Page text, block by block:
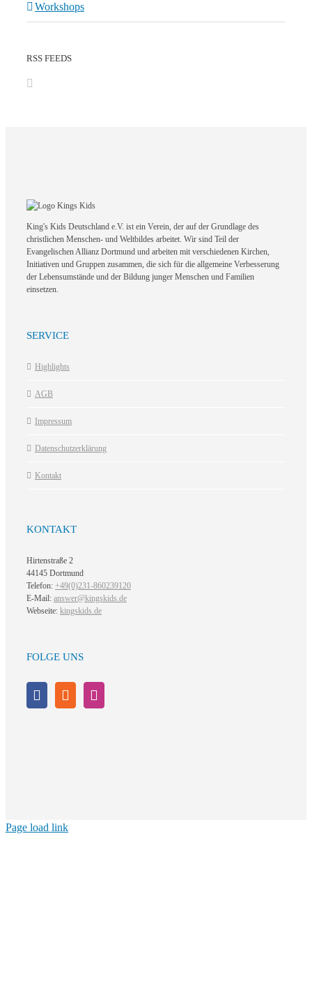
Workshops
RSS FEEDS
King's Kids Deutschland e.V. ist ein Verein, der auf der Grundlage des
christlichen Menschen- und Weltbildes arbeitet. Wir sind Teil der
Evangelischen Allianz Dortmund und arbeiten mit verschiedenen Kirchen,
Initiativen und Gruppen zusammen, die sich für die allgemeine Verbesserung
der Lebensumstände und der Bildung junger Menschen und Familien
einsetzen.
SERVICE
Highlights
AGB
Impressum
Datenschutzerklärung
Kontakt
KONTAKT
Hirtenstraße 2
44145 Dortmund
Telefon: +49(0)231-860239120
E-Mail: answer@kingskids.de
Webseite: kingskids.de
FOLGE UNS
Page load link